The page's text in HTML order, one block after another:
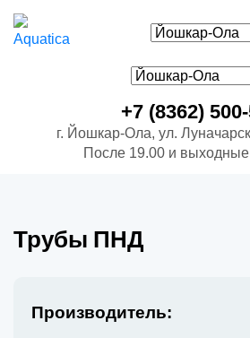
+7 (8362)
г. Йошкар-Ола, ул.
После 19.00 и выходные
Трубы ПНД
Производитель: